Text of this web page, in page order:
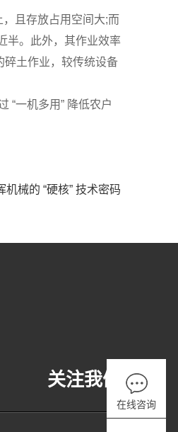
且存放占用空间大;而
半。此外，其作业效率
碎土作业，较传统设备
一机多用” 降低农户
械的 “硬核” 技术密码
关注我们
在线咨询